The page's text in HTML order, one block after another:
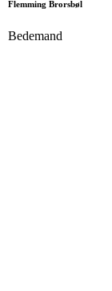
Flemming Brorsbøl
Bedemand